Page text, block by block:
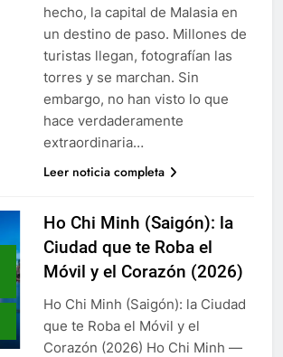
hecho, la capital de Malasia en
un destino de paso. Millones de
turistas llegan, fotografían las
torres y se marchan. Sin
embargo, no han visto lo que
hace verdaderamente
extraordinaria…
Leer noticia completa
Ho Chi Minh (Saigón): la
Ciudad que te Roba el
Móvil y el Corazón (2026)
Ho Chi Minh (Saigón): la Ciudad
que te Roba el Móvil y el
Corazón (2026) Ho Chi Minh —